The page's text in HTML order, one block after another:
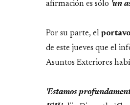
afirmación es sólo 'un
Por su parte, el
de este jueves que el
Asuntos Exteriores
'Estamos